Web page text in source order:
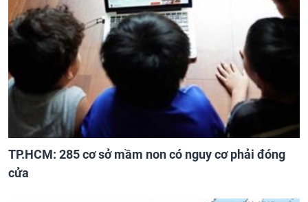
TP.HCM: 285 cơ sở mầm non có nguy cơ phải đóng
cửa